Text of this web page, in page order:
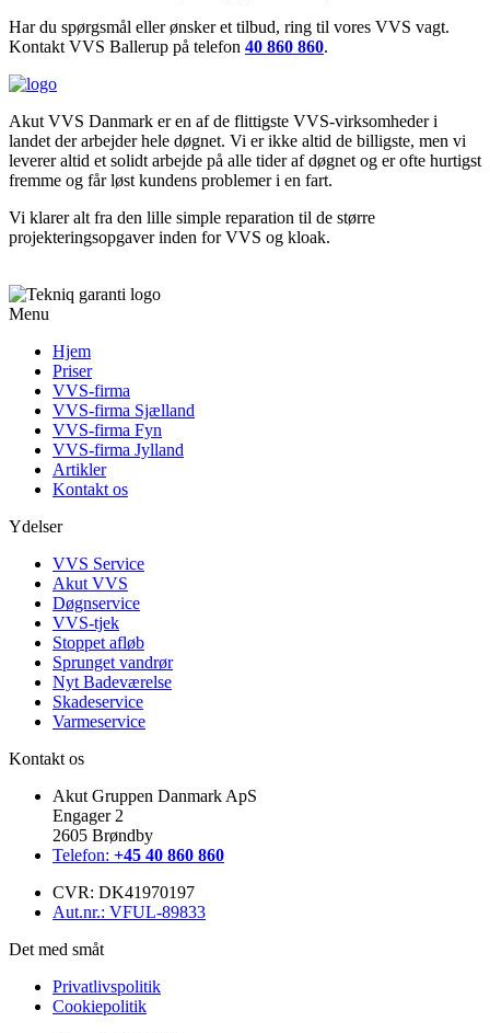
Har du spørgsmål eller ønsker et tilbud, ring til vores VVS vagt.
Kontakt VVS Ballerup på telefon 40 860 860.
Akut VVS Danmark er en af de flittigste VVS-virksomheder i
landet der arbejder hele døgnet. Vi er ikke altid de billigste, men vi
leverer altid et solidt arbejde på alle tider af døgnet og er ofte hurtigst
fremme og får løst kundens problemer i en fart.
Vi klarer alt fra den lille simple reparation til de større
projekteringsopgaver inden for VVS og kloak.
Menu
Hjem
Priser
VVS-firma
VVS-firma Sjælland
VVS-firma Fyn
VVS-firma Jylland
Artikler
Kontakt os
Ydelser
VVS Service
Akut VVS
Døgnservice
VVS-tjek
Stoppet afløb
Sprunget vandrør
Nyt Badeværelse
Skadeservice
Varmeservice
Kontakt os
Akut Gruppen Danmark ApS
Engager 2
2605 Brøndby
Telefon: +45 40 860 860
CVR: DK41970197
Aut.nr.: VFUL-89833
Det med småt
Privatlivspolitik
Cookiepolitik